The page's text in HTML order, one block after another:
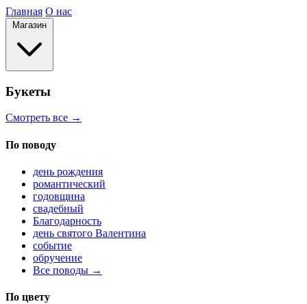
Главная О нас
Магазин
Букеты
Смотреть все →
По поводу
день рождения
романтический
годовщина
свадебный
Благодарность
день святого Валентина
событие
обручение
Все поводы →
По цвету